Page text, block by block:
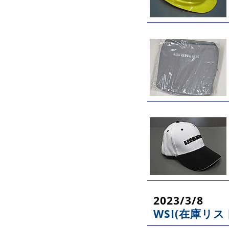
2023/3/8
WSI(在庫リス